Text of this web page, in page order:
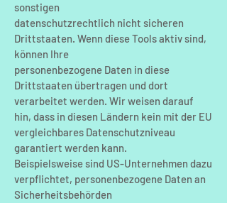
sonstigen
datenschutzrechtlich nicht sicheren
Drittstaaten. Wenn diese Tools aktiv sind,
können Ihre
personenbezogene Daten in diese
Drittstaaten übertragen und dort
verarbeitet werden. Wir weisen darauf
hin, dass in diesen Ländern kein mit der EU
vergleichbares Datenschutzniveau
garantiert werden kann.
Beispielsweise sind US-Unternehmen dazu
verpflichtet, personenbezogene Daten an
Sicherheitsbehörden